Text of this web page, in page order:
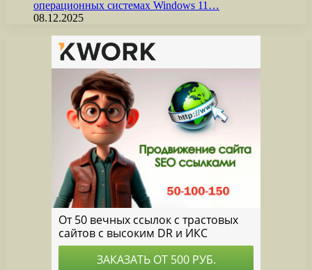
операционных системах Windows 11…
08.12.2025